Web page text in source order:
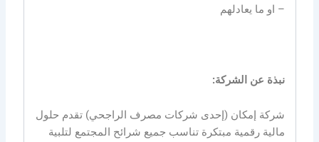
– او ما يعادلهم
نبذة عن الشركة:
شركة إمكان (إحدى شركات مصرف الراجحي) تقدم حلول
مالية رقمية مبتكرة تناسب جميع شرائح المجتمع لتلبية